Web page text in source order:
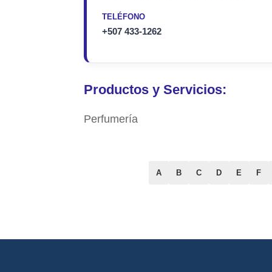
TELÉFONO
+507 433-1262
Productos y Servicios:
Perfumería
A B C D E F